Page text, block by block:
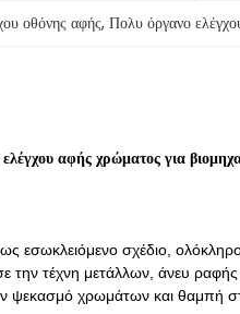
οθόνης αφής, Πολυ όργανο
αφής χρώματος για
εσωκλειόμενο σχέδιο,
την τέχνη μετάλλων, άνευ
χρωμάτων και θαμπή